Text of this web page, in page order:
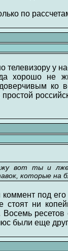
по
телевизору у
хорошо не
ко
вот ты и
которые на
под
стоят ни
ресетов
были еще